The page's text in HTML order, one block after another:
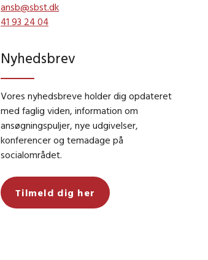
ansb@sbst.dk
41 93 24 04
Nyhedsbrev
Vores nyhedsbreve holder dig opdateret
med faglig viden, information om
ansøgningspuljer, nye udgivelser,
konferencer og temadage på
socialområdet.
Tilmeld dig her